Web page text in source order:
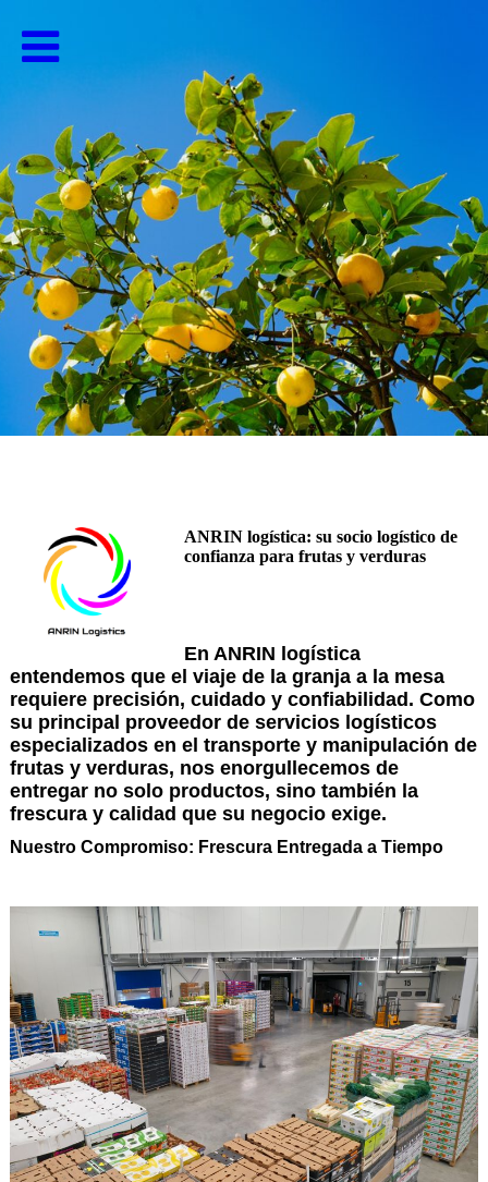
ANRIN logística: su socio logístico de
confianza para frutas y verduras
En ANRIN logística
entendemos que el viaje de la granja a la mesa
requiere precisión, cuidado y confiabilidad. Como
su principal proveedor de servicios logísticos
especializados en el transporte y manipulación de
frutas y verduras, nos enorgullecemos de
entregar no solo productos, sino también la
frescura y calidad que su negocio exige.
Nuestro Compromiso: Frescura Entregada a Tiempo